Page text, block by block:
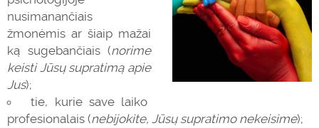
nusimanančiais
žmonėmis ar šiaip mažai
ką sugebančiais (norime
keisti Jūsų supratimą apie
Jus);
tie, kurie save laiko
profesionalais (nebijokite, Jūsų supratimo nekeisime);